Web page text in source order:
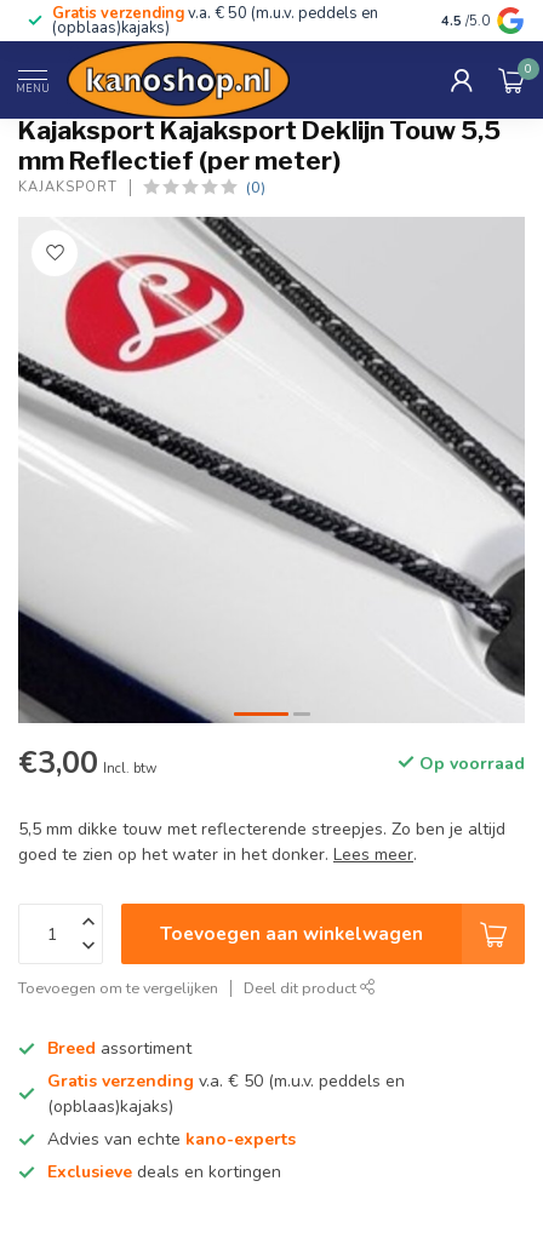
Gratis verzendingv.a. € 50 (m.u.v. peddels en
(opblaas)kajaks) Advies van
4.5 /5.0
MENU
0
Home / Kajaksport Deklijn Touw 5,5 mm Reflectief (per meter)
Kajaksport Kajaksport Deklijn Touw 5,5
mm Reflectief (per meter)
KAJAKSPORT (0)
€3,00 Incl. btw Op voorraad
5,5 mm dikke touw met reflecterende streepjes. Zo ben je altijd
goed te zien op het water in het donker. Lees meer.
Toevoegen aan winkelwagen
Toevoegen om te vergelijken Deel dit product
Breed assortiment
Gratis verzending v.a. € 50 (m.u.v. peddels en
(opblaas)kajaks)
Advies van echte kano-experts
Exclusieve deals en kortingen